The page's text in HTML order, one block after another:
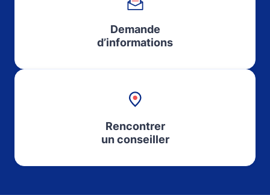
Demande
d’informations
Rencontrer
un conseiller